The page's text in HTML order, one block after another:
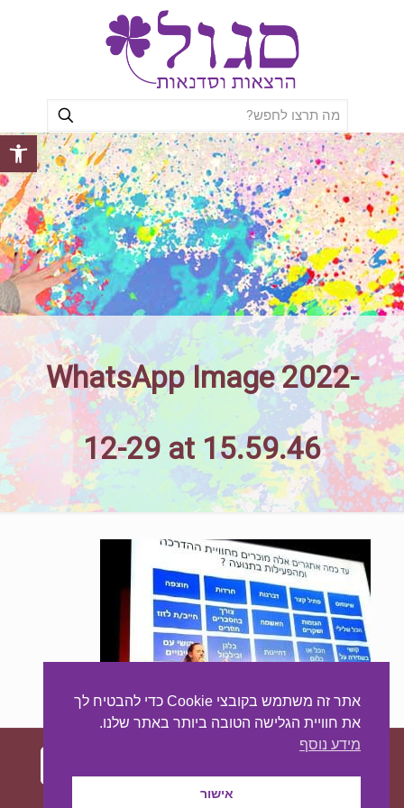
פתח
WhatsApp Image 2022-
12-29 at 15.59.46
עיצוב ובניית האתר:מאסטר סייט - יצירת נוכחות
אתר זה משתמש בקובצי Cookie כדי להבטיח לך
את חוויית הגלישה הטובה ביותר באתר שלנו.
מידע נוסף
אישור